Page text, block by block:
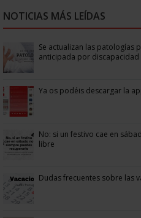
NOTICIAS MÁS LEÍDAS
Se actualizan las patologías
anticipada por discapacidad
Ya os podéis descargar la
No: si un festivo cae en
libre
Dudas frecuentes sobre las